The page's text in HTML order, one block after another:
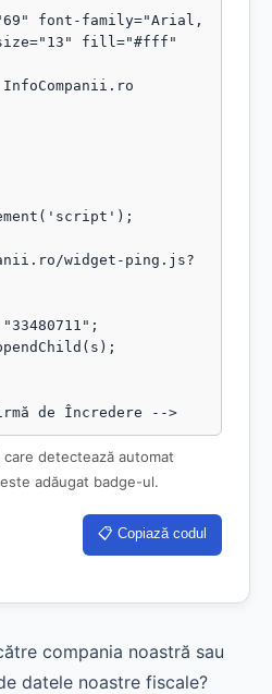
fill="#fff"
widget-ping.js?
de Încredere -->
detectează automat
adăugat badge-ul.
📋 Copiază codul
compania noastră sau
datele noastre fiscale?